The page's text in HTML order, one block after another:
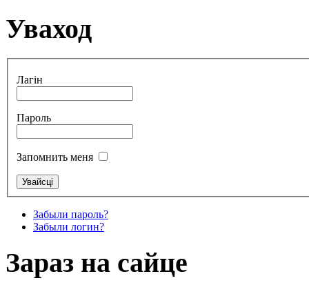
Уваход
Лагін
Пароль
Запомнить меня
Забыли пароль?
Забыли логин?
Зараз на сайце